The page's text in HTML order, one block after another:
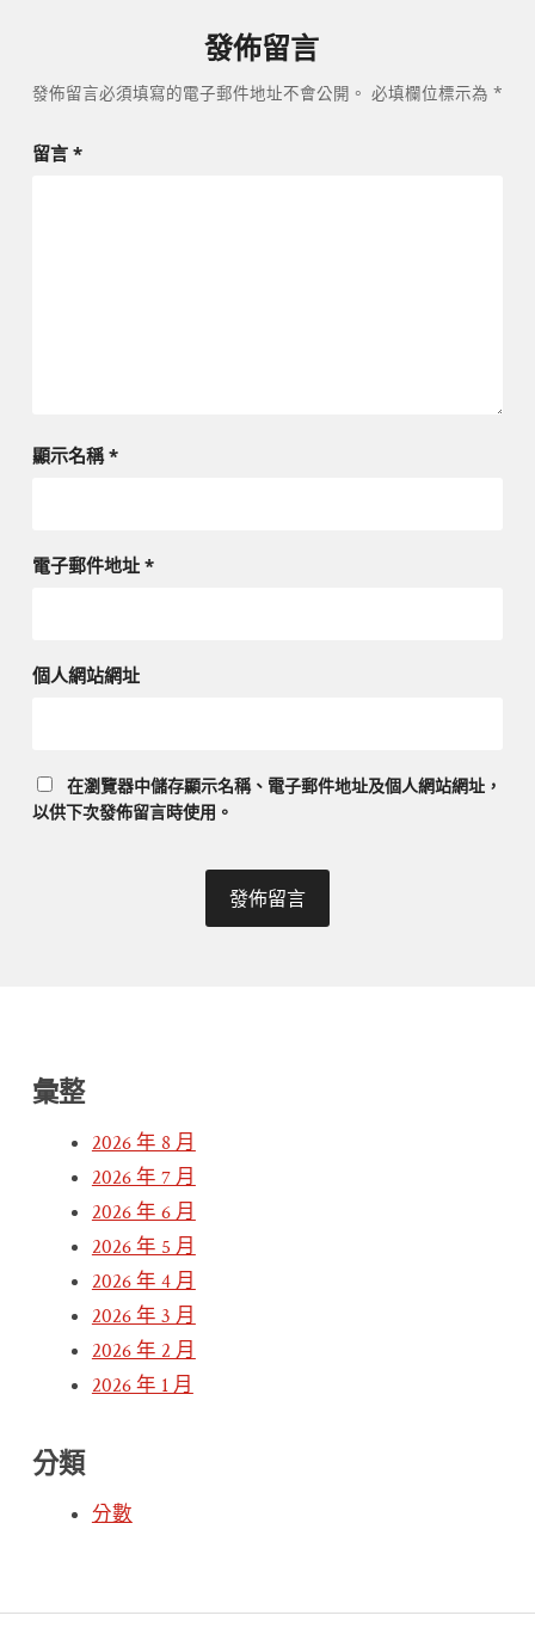
發佈留言
發佈留言必須填寫的電子郵件地址不會公開。 必填欄位標示為 *
留言 *
顯示名稱*
電子郵件地址 *
個人網站網址
在瀏覽器中儲存顯示名稱、電子郵件地址及個人網站網址，
以供下次發佈留言時使用。
彙整
2026 年 8 月
2026 年 7 月
2026 年 6 月
2026 年 5 月
2026 年 4 月
2026 年 3 月
2026 年 2 月
2026 年 1 月
分類
分數